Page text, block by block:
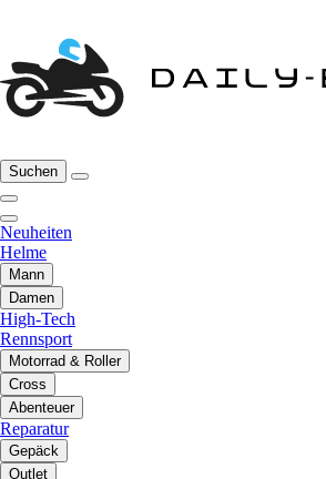
Suchen
Neuheiten
Helme
Mann
Damen
High-Tech
Rennsport
Motorrad & Roller
Cross
Abenteuer
Reparatur
Gepäck
Outlet